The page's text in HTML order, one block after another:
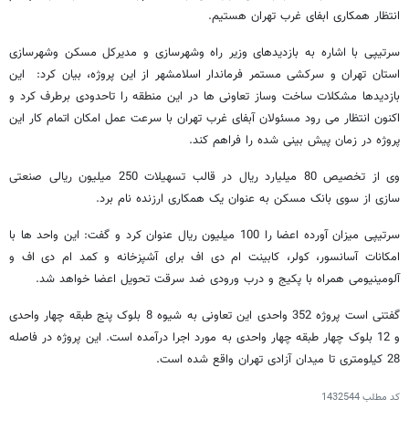
انتظار همکاری ابفای غرب تهران هستیم.
سرتیپی با اشاره به بازدیدهای وزیر راه وشهرسازی و مدیرکل مسکن وشهرسازی
استان تهران و سرکشی مستمر فرماندار اسلامشهر از این پروژه، بیان کرد: این
بازدیدها مشکلات ساخت وساز تعاونی ها در این منطقه را تاحدودی برطرف کرد و
اکنون انتظار می رود مسئولان آبفای غرب تهران با سرعت عمل امکان اتمام کار این
پروژه در زمان پیش بینی شده را فراهم کند.
وی از تخصیص 80 میلیارد ریال در قالب تسهیلات 250 میلیون ریالی صنعتی
سازی از سوی بانک مسکن به عنوان یک همکاری ارزنده نام برد.
سرتیپی میزان آورده اعضا را 100 میلیون ریال عنوان کرد و گفت: این واحد ها با
امکانات آسانسور، کولر، کابینت ام دی اف برای آشپزخانه و کمد ام دی اف و
آلومینیومی همراه با پکیج و درب ورودی ضد سرقت تحویل اعضا خواهد شد.
گفتنی است پروژه 352 واحدی این تعاونی به شیوه 8 بلوک پنج طبقه چهار واحدی
و 12 بلوک چهار طبقه چهار واحدی به مورد اجرا درآمده است. این پروژه در فاصله
28 کیلومتری تا میدان آزادی تهران واقع شده است.
کد مطلب1432544